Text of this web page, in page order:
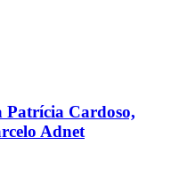
Patrícia Cardoso,
Adnet